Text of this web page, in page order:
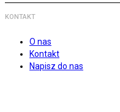
KONTAKT
O nas
Kontakt
Napisz do nas